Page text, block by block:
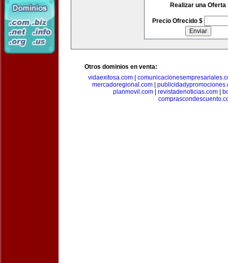
Realizar una Oferta
Precio Ofrecido $
Otros dominios en venta:
vidaexitosa.com|
mercadoregional.com
planmovil.com| revistadenoticias.com|